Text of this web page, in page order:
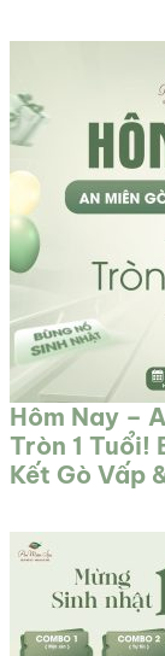
Hôm Nay –
Tròn 1 Tuổi!
Kết Gò Vấp